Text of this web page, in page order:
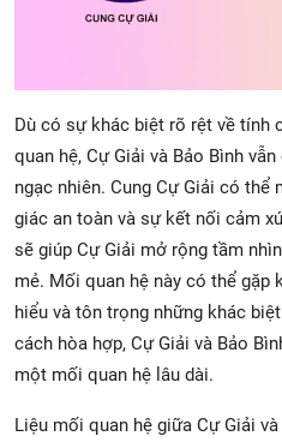
Dù có sự khác biệt rõ rệt về tính
quan hệ, Cự Giải và Bảo Bình
ngạc nhiên. Cung Cự Giải có thể
giác an toàn và sự kết nối cảm
sẽ giúp Cự Giải mở rộng tầm
mẻ. Mối quan hệ này có thể gặp
hiểu và tôn trọng những khác
cách hòa hợp, Cự Giải và Bảo
một mối quan hệ lâu dài.
Liệu mối quan hệ giữa Cự Giải